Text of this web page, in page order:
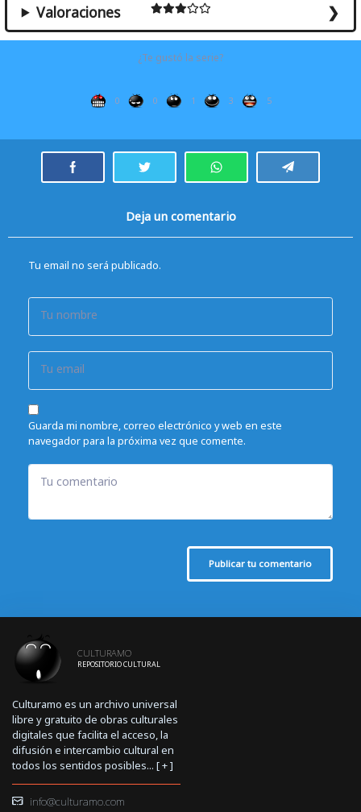
Valoraciones
¿Te gustó la serie?
0 0 1 3 5
Deja un comentario
Tu email no será publicado.
Tu nombre
Tu email
Guarda mi nombre, correo electrónico y web en este
navegador para la próxima vez que comente.
Tu comentario
Publicar tu comentario
CULTURAMO
REPOSITORIO CULTURAL
Culturamo es un archivo universal
libre y gratuito de obras culturales
digitales que facilita el acceso, la
difusión e intercambio cultural en
todos los sentidos posibles... [+]
info@culturamo.com